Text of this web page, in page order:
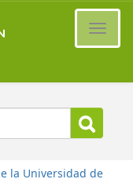
la Universidad de